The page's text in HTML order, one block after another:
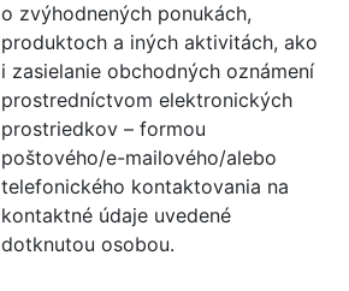
o zvýhodnených ponukách,
produktoch a iných aktivitách, ako
i zasielanie obchodných oznámení
prostredníctvom elektronických
prostriedkov – formou
poštového/e-mailového/alebo
telefonického kontaktovania na
kontaktné údaje uvedené
dotknutou osobou.